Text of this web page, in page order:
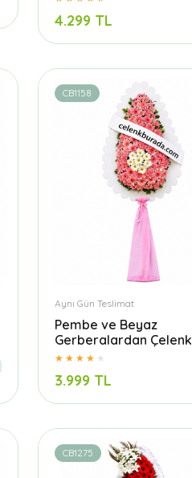
4.299 TL
CB1158
Aynı Gün Teslimat
Pembe ve Beyaz
Gerberalardan Çelenk
3.999 TL
CB1275